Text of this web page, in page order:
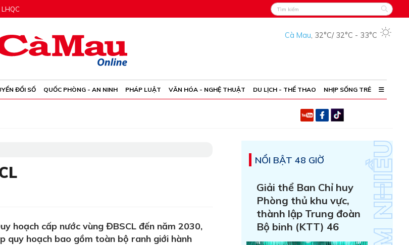
LHQC
Cà Mau, 32°C/ 32°C - 33°C
ĐỔI SỐ QUỐC PHÒNG - AN NINH PHÁP LUẬT VĂN HÓA - NGHỆ THUẬT DU LỊCH - THỂ THAO NHỊP SỐNG TRẺ
hoạch cấp nước vùng ĐBSCL đến năm 2030,
quy hoạch bao gồm toàn bộ ranh giới hành
NỔI BẬT 48 GIỜ
Giải thể Ban Chỉ huy
Phòng thủ khu vực,
thành lập Trung đoàn
Bộ binh (KTT) 46